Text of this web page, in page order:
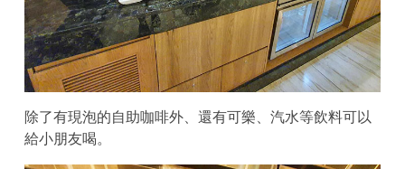
除了有現泡的自助咖啡外、還有可樂、汽水等飲料可以
給小朋友喝。